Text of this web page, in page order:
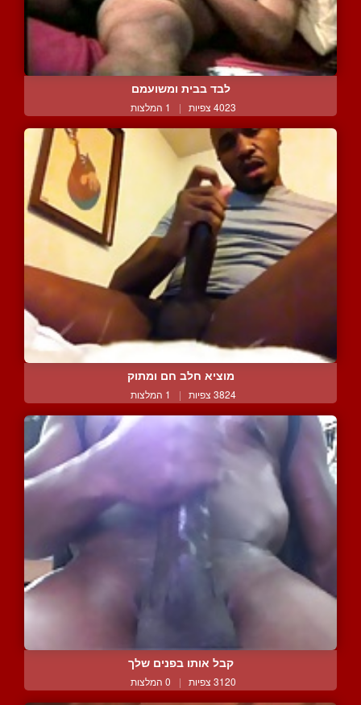
לבד בבית ומשועמם
4023 צפיות | 1 המלצות
מוציא חלב חם ומתוק
3824 צפיות | 1 המלצות
קבל אותו בפנים שלך
3120 צפיות | 0 המלצות